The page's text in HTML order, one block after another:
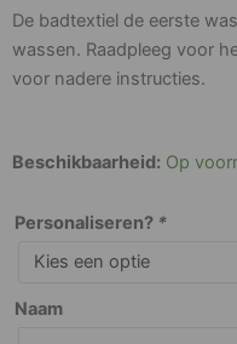
De badtextiel de eerste
wassen. Raadpleeg voor
voor nadere instructies.
Beschikbaarheid: Op
Personaliseren? *
Naam
Badcape
aantal